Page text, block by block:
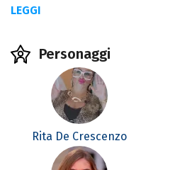
LEGGI
Personaggi
Rita De Crescenzo